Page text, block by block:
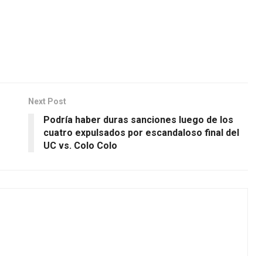
Next Post
Podría haber duras sanciones luego de los
cuatro expulsados por escandaloso final del
UC vs. Colo Colo